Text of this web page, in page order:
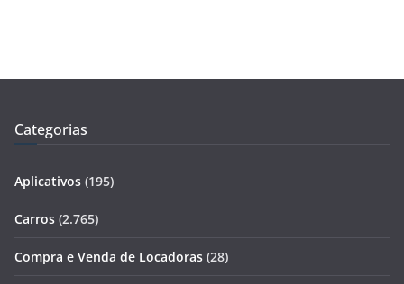
Categorias
Aplicativos (195)
Carros (2.765)
Compra e Venda de Locadoras (28)